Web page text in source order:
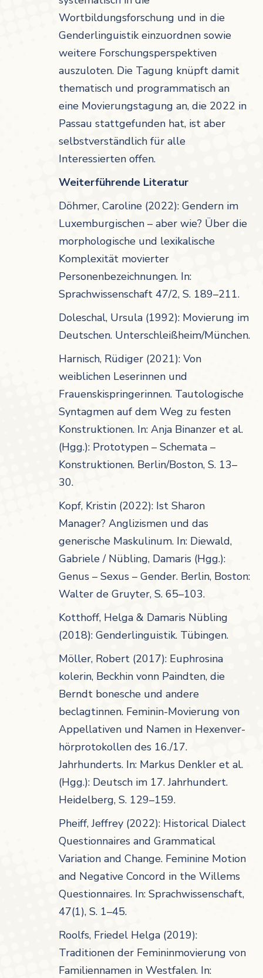
Wortbildungsforschung und in die
Genderlinguistik einzuordnen sowie
weitere Forschungsperspektiven
auszuloten. Die Tagung knüpft damit
thematisch und programmatisch an
eine Movierungstagung an, die 2022 in
Passau stattgefunden hat, ist aber
selbstverständlich für alle
Interessierten offen.
Weiterführende Literatur
Döhmer, Caroline (2022): Gendern im
Luxemburgischen – aber wie? Über die
morphologische und lexikalische
Komplexität movierter
Personenbezeichnungen. In:
Sprachwissenschaft 47/2, S. 189–211.
Doleschal, Ursula (1992): Movierung im
Deutschen. Unterschleißheim/München.
Harnisch, Rüdiger (2021): Von
weiblichen Leserinnen und
Frauenskispringerinnen. Tautologische
Syntagmen auf dem Weg zu festen
Konstruktionen. In: Anja Binanzer et al.
(Hgg.): Prototypen – Schemata –
Konstruktionen. Berlin/Boston, S. 13–
30.
Kopf, Kristin (2022): Ist Sharon
Manager? Anglizismen und das
generische Maskulinum. In: Diewald,
Gabriele / Nübling, Damaris (Hgg.):
Genus – Sexus – Gender. Berlin, Boston:
Walter de Gruyter, S. 65–103.
Kotthoff, Helga & Damaris Nübling
(2018): Genderlinguistik. Tübingen.
Möller, Robert (2017): Euphrosina
kolerin, Beckhin vonn Paindten, die
Berndt bonesche und andere
beclagtinnen. Feminin-Movierung von
Appellativen und Namen in Hexenver­
hör­protokollen des 16./17.
Jahrhunderts. In: Markus Denkler et al.
(Hgg.): Deutsch im 17. Jahrhundert.
Heidelberg, S. 129–159.
Pheiff, Jeffrey (2022): Historical Dialect
Questionnaires and Grammatical
Variation and Change. Feminine Motion
and Negative Concord in the Willems
Questionnaires. In: Sprachwissenschaft,
47(1), S. 1–45.
Roolfs, Friedel Helga (2019):
Traditionen der Femininmovierung von
Familiennamen in Westfalen. In: